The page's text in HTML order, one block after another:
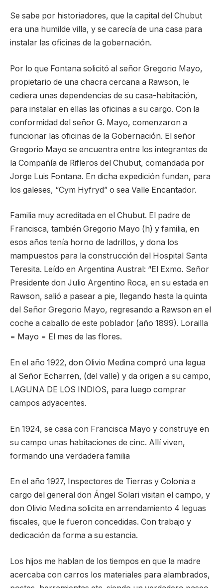
Se sabe por historiadores, que la capital del Chubut
era una humilde villa, y se carecía de una casa para
instalar las oficinas de la gobernación.
Por lo que Fontana solicitó al señor Gregorio Mayo,
propietario de una chacra cercana a Rawson, le
cediera unas dependencias de su casa-habitación,
para instalar en ellas las oficinas a su cargo. Con la
conformidad del señor G. Mayo, comenzaron a
funcionar las oficinas de la Gobernación. El señor
Gregorio Mayo se encuentra entre los integrantes de
la Compañía de Rifleros del Chubut, comandada por
Jorge Luis Fontana. En dicha expedición fundan, para
los galeses, “Cym Hyfryd” o sea Valle Encantador.
Familia muy acreditada en el Chubut. El padre de
Francisca, también Gregorio Mayo (h) y familia, en
esos años tenía horno de ladrillos, y dona los
mampuestos para la construcción del Hospital Santa
Teresita. Leído en Argentina Austral: “El Exmo. Señor
Presidente don Julio Argentino Roca, en su estada en
Rawson, salió a pasear a pie, llegando hasta la quinta
del Señor Gregorio Mayo, regresando a Rawson en el
coche a caballo de este poblador (año 1899). Lorailla
= Mayo = El mes de las flores.
En el año 1922, don Olivio Medina compró una legua
al Señor Echarren, (del valle) y da origen a su campo,
LAGUNA DE LOS INDIOS, para luego comprar
campos adyacentes.
En 1924, se casa con Francisca Mayo y construye en
su campo unas habitaciones de cinc. Allí viven,
formando una verdadera familia
En el año 1927, Inspectores de Tierras y Colonia a
cargo del general don Ángel Solari visitan el campo, y
don Olivio Medina solicita en arrendamiento 4 leguas
fiscales, que le fueron concedidas. Con trabajo y
dedicación da forma a su estancia.
Los hijos me hablan de los tiempos en que la madre
acercaba con carros los materiales para alambrados,